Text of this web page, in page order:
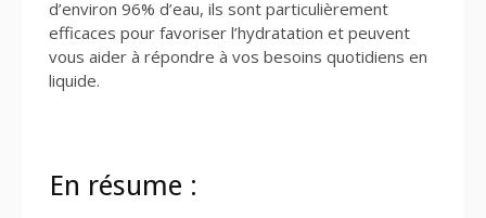
d’environ 96% d’eau, ils sont particulièrement
efficaces pour favoriser l’hydratation et peuvent
vous aider à répondre à vos besoins quotidiens en
liquide.
En résume :